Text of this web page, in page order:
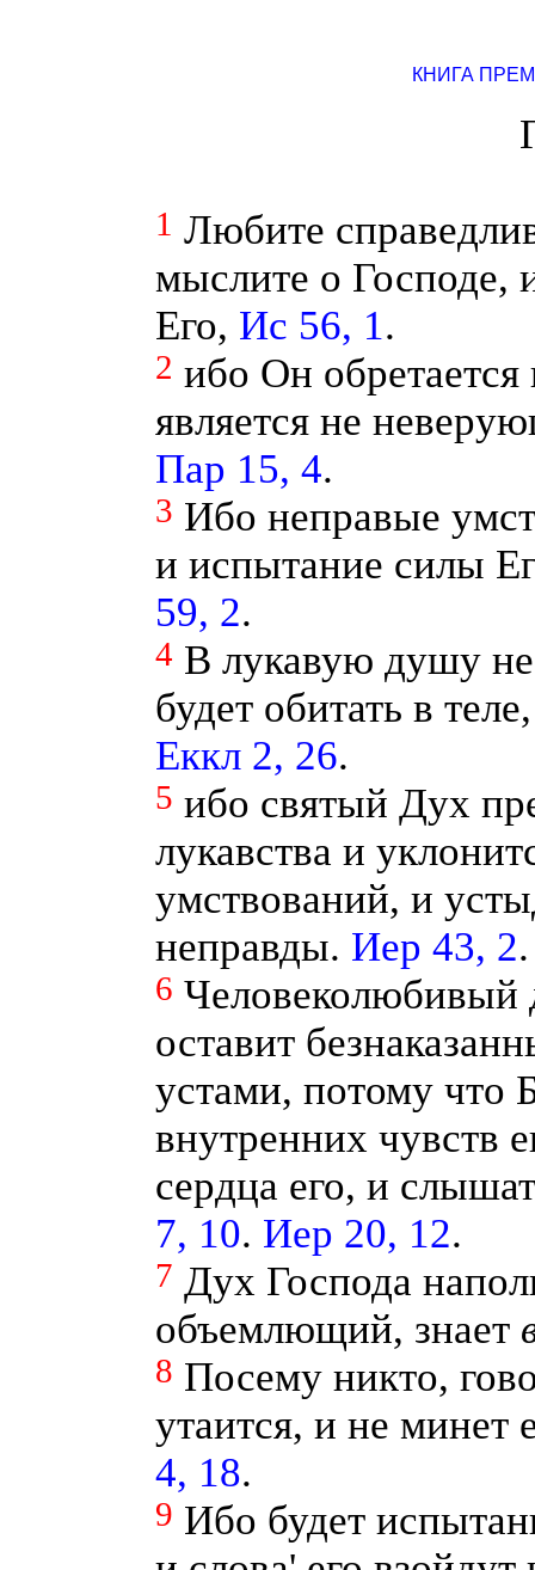
КНИГА
1 Любите
мыслите о Господе,
Его, Ис 56, 1.
2 ибо Он
является не
Пар 15, 4.
3 Ибо неправые
и испытание силы
59, 2.
4 В лукавую душу
будет обитать в
Еккл 2, 26.
5 ибо святый Дух
лукавства и
умствований, и
неправды. Иер 43, 2.
6 Человеколюбивый
оставит
устами, потому что
внутренних чувств
сердца его, и
7, 10. Иер 20, 12.
7 Дух Господа
объемлющий, знает
8 Посему никто,
утаится, и не
4, 18.
9 Ибо будет